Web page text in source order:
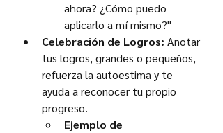
ahora? ¿Cómo puedo
aplicarlo a mí mismo?"
Celebración de Logros: Anotar
tus logros, grandes o pequeños,
refuerza la autoestima y te
ayuda a reconocer tu propio
progreso.
Ejemplo de